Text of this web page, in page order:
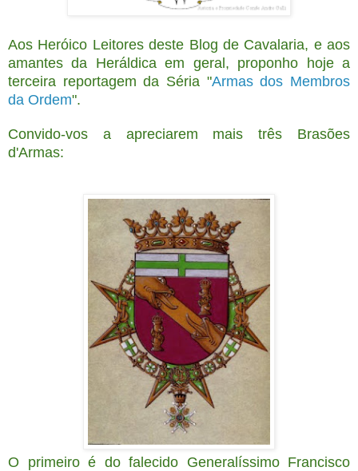
Aos Heróico Leitores deste Blog de Cavalaria, e aos
amantes da Heráldica em geral, proponho hoje a
terceira reportagem da Séria "Armas dos Membros
da Ordem".
Convido-vos a apreciarem mais três Brasões
d'Armas:
O primeiro é do falecido Generalíssimo Francisco